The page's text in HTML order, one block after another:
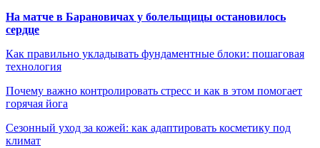
На матче в Барановичах у болельщицы остановилось
сердце
Как правильно укладывать фундаментные блоки: пошаговая
технология
Почему важно контролировать стресс и как в этом помогает
горячая йога
Сезонный уход за кожей: как адаптировать косметику под
климат